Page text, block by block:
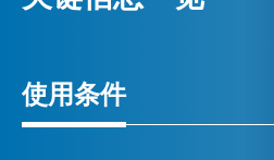
使用条件